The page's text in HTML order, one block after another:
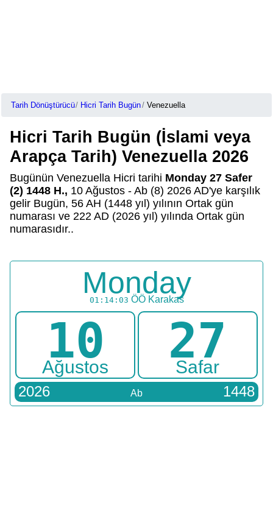
Tarih Dönüştürücü Hicri Tarih Bugün Venezuella
Hicri Tarih Bugün (İslami veya
Arapça Tarih) Venezuella 2026
Bugünün Venezuella Hicri tarihi Monday 27 Safer
(2) 1448 H., 10 Ağustos - Ab (8) 2026 AD'ye karşılık
gelir Bugün, 56 AH (1448 yıl) yılının Ortak gün
numarası ve 222 AD (2026 yıl) yılında Ortak gün
numarasıdır..
Monday
01:14:03 ÖÖ Karakas
10
Ağustos 27
Safar
2026 Ab 1448